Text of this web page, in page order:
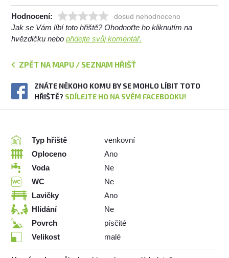
Hodnocení: dosud nehodnoceno
Jak se Vám líbí toto hřiště? Ohodnoťte ho kliknutím na
hvězdičku nebopřidejte svůj komentář.
ZPĚT NA MAPU / SEZNAM HŘIŠŤ
ZNÁTE NĚKOHO KOMU BY SE MOHLO LÍBIT TOTO
HŘIŠTĚ? SDÍLEJTE HO NA SVÉM FACEBOOKU!
Typ hřiště
venkovní
Oploceno
Ano
Voda
Ne
WC
Ne
Lavičky
Ano
Hlídání
Ne
Povrch
písčité
Velikost
malé